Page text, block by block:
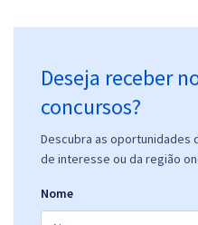
Deseja receber
concursos?
Descubra as oportunidades
de interesse ou da região
Nome